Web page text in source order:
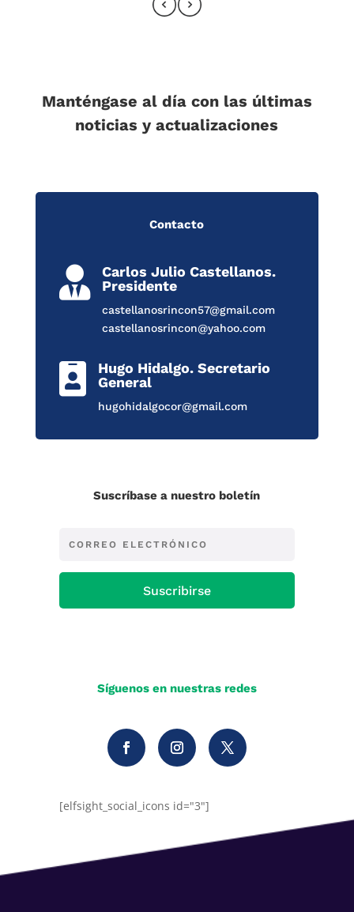
Manténgase al día con las últimas
noticias y actualizaciones
Contacto

Carlos Julio Castellanos.
Presidente
castellanosrincon57@gmail.com
castellanosrincon@yahoo.com

Hugo Hidalgo. Secretario
General
hugohidalgocor@gmail.com
Suscríbase a nuestro boletín
Suscribirse
Síguenos en nuestras redes
[elfsight_social_icons id="3"]